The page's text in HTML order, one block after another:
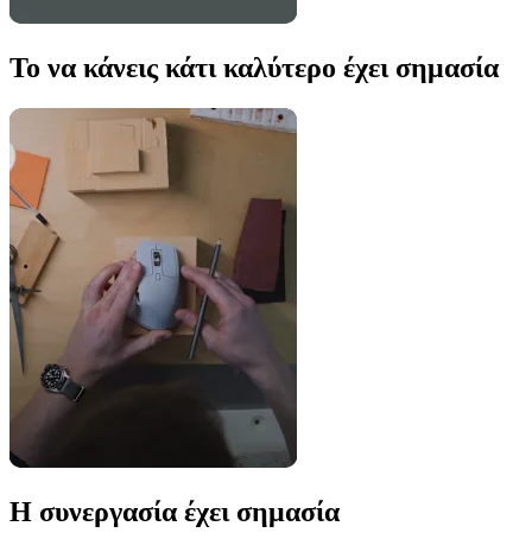
Το να κάνεις κάτι καλύτερο έχει σημασία
Η συνεργασία έχει σημασία